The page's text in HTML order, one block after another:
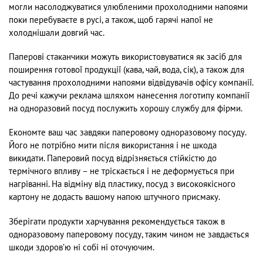
могли насолоджуватися улюбленими прохолодними напоями
поки перебуваєте в русі, а також, щоб гарячі напої не
холоднішали довгий час.
Паперові стаканчики можуть використовуватися як засіб для
поширення готової продукції (кава, чай, вода, сік), а також для
частування прохолодними напоями відвідувачів офісу компанії.
До речі кажучи реклама шляхом нанесення логотипу компанії
на одноразовий посуд послужить хорошу службу для фірми.
Економте ваш час завдяки паперовому одноразовому посуду.
Його не потрібно мити після використання і не шкода
викидати. Паперовий посуд відрізняється стійкістю до
термічного впливу – не тріскається і не деформується при
нагріванні. На відміну від пластику, посуд з високоякісного
картону не додасть вашому напою штучного присмаку.
Зберігати продукти харчування рекомендується також в
одноразовому паперовому посуду, таким чином не завдається
шкоди здоров’ю ні собі ні оточуючим.